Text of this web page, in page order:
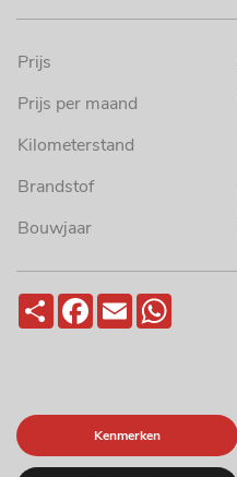
Prijs
Prijs per maand
Kilometerstand
Brandstof
Bouwjaar
Deel Facebook
Email
Kenmerken